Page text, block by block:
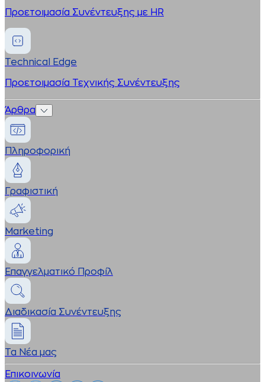
Προετοιμασία Συνέντευξης με HR
Technical Edge
Προετοιμασία Τεχνικής Συνέντευξης
Άρθρα
Πληροφορική
Γραφιστική
Marketing
Επαγγελματικό Προφίλ
Διαδικασία Συνέντευξης
Τα Νέα μας
Επικοινωνία